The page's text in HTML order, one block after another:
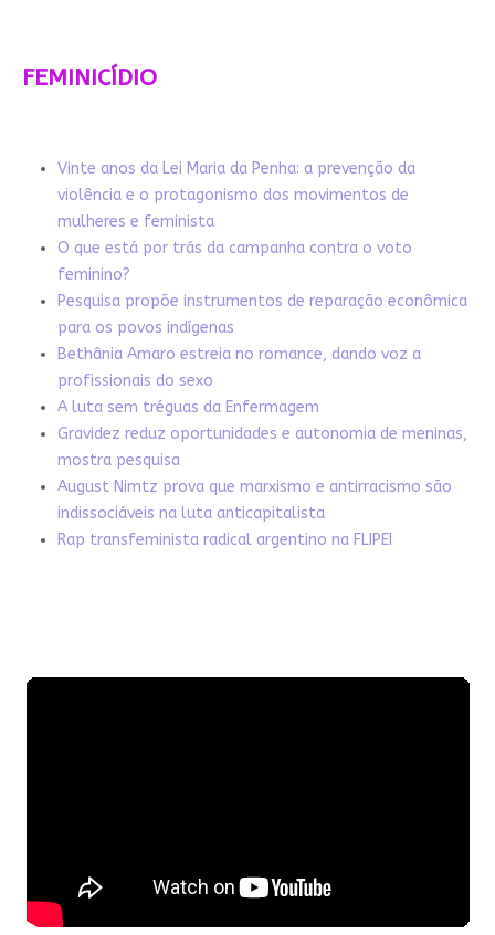
FEMINICÍDIO
Vinte anos da Lei Maria da Penha: a prevenção da
violência e o protagonismo dos movimentos de
mulheres e feminista
O que está por trás da campanha contra o voto
feminino?
Pesquisa propõe instrumentos de reparação econômica
para os povos indígenas
Bethânia Amaro estreia no romance, dando voz a
profissionais do sexo
A luta sem tréguas da Enfermagem
Gravidez reduz oportunidades e autonomia de meninas,
mostra pesquisa
August Nimtz prova que marxismo e antirracismo são
indissociáveis na luta anticapitalista
Rap transfeminista radical argentino na FLIPEI